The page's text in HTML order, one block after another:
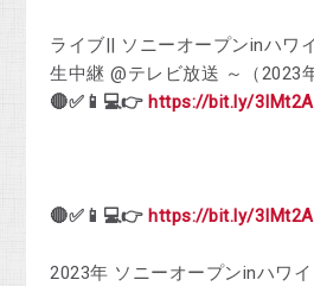
ライブ|| ソニーオープンinハワ
生中継 @テレビ放送 ～（2023
🔴✅📱💻👉 https://bit.ly/
🔴✅📱💻👉 https://bit.ly/
2023年 ソニーオープンinハワ